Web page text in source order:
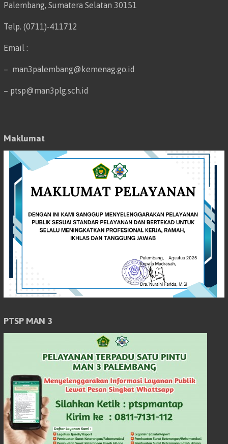
Palembang, Sumatera Selatan 30151
Telp. (0711)-411712
Email :
– man3palembang@kemenag.go.id
– ptsp@man3plg.sch.id
Maklumat
PTSP MAN 3